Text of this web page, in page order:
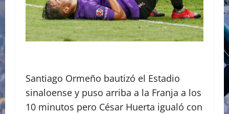
Santiago Ormeño bautizó el Estadio
sinaloense y puso arriba a la Franja a los
10 minutos pero César Huerta igualó con